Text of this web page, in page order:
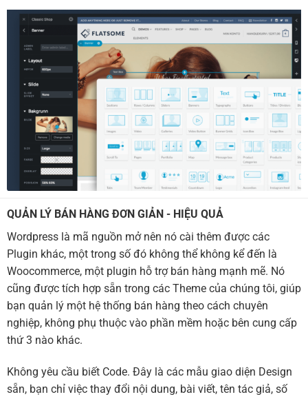
QUẢN LÝ BÁN HÀNG ĐƠN GIẢN - HIỆU QUẢ
Wordpress là mã nguồn mở nên nó cài thêm được các
Plugin khác, một trong số đó không thể không kể đến là
Woocommerce, một plugin hỗ trợ bán hàng mạnh mẽ. Nó
cũng được tích hợp sẵn trong các Theme của chúng tôi, giúp
bạn quản lý một hệ thống bán hàng theo cách chuyên
nghiệp, không phụ thuộc vào phần mềm hoặc bên cung cấp
thứ 3 nào khác.
Không yêu cầu biết Code. Đây là các mẫu giao diện Design
sẵn, bạn chỉ việc thay đổi nội dung, bài viết, tên tác giả, số